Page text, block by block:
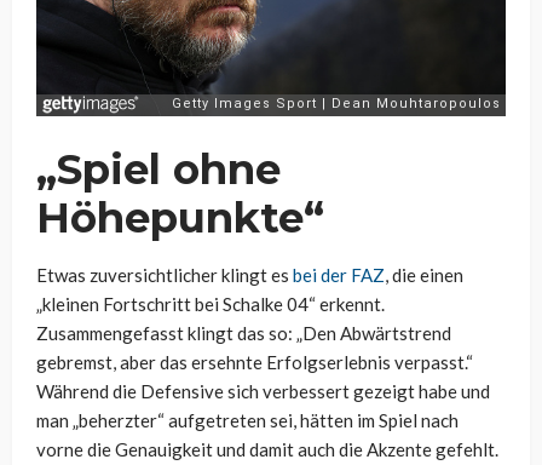
„Spiel ohne
Höhepunkte“
Etwas zuversichtlicher klingt es bei der FAZ, die einen
„kleinen Fortschritt bei Schalke 04“ erkennt.
Zusammengefasst klingt das so: „Den Abwärtstrend
gebremst, aber das ersehnte Erfolgserlebnis verpasst.“
Während die Defensive sich verbessert gezeigt habe und
man „beherzter“ aufgetreten sei, hätten im Spiel nach
vorne die Genauigkeit und damit auch die Akzente gefehlt.